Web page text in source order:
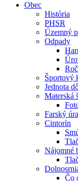
Obec
História
PHSR
Územný
Odpady
Športový
Jednota
Materská
Farský
Cintorín
Nájomné
Čo